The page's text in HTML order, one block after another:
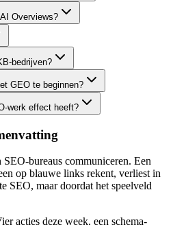
Overviews?
bedrijven?
GEO te beginnen?
werk effect heeft?
bureaus communiceren. Een
op blauwe links rekent, verliest in
SEO, maar doordat het speelveld
acties deze week, een schema-